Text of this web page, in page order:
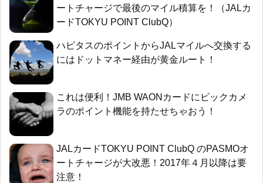
ートチャージで最後のマイル積算を！（JALカ
ードTOKYU POINT ClubQ）
ハピタスのポイントからJALマイルへ交換する
にはドットマネー経由が黄金ルート！
これは便利！JMB WAONカードにビックカメ
ラのポイント機能を持たせちゃおう！
JALカードTOKYU POINT ClubQ のPASMOオ
ートチャージが大改悪！2017年４月以降は要
注意！